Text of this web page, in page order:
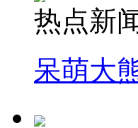
热点新
呆萌大